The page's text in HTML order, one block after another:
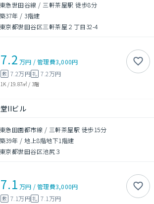
東急世田谷線 / 三軒茶屋駅 徒歩8分
築37年 / 3階建
東京都世田谷区三軒茶屋２丁目32-4
7.2 万円 /管理費3,000円
敷 7.2万円礼 7.2万円
1K / 19.87㎡ / 3階
IIビル
東急田園都市線 / 三軒茶屋駅 徒歩15分
築39年 /地上8階地下1階建
東京都世田谷区池尻３
7.1 万円 /管理費3,000円
敷 7.1万円礼 7.1万円